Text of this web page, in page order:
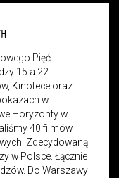
Pięć
15 a 22
Kinotece oraz
w
Horyzonty w
40 filmów
Zdecydowaną
w Polsce. Łącznie
Do Warszawy